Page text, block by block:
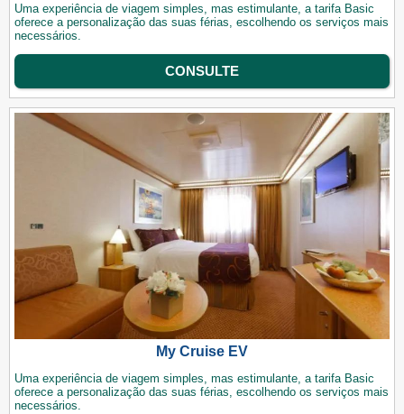
Uma experiência de viagem simples, mas estimulante, a tarifa Basic
oferece a personalização das suas férias, escolhendo os serviços mais
necessários.
CONSULTE
My Cruise EV
Uma experiência de viagem simples, mas estimulante, a tarifa Basic
oferece a personalização das suas férias, escolhendo os serviços mais
necessários.